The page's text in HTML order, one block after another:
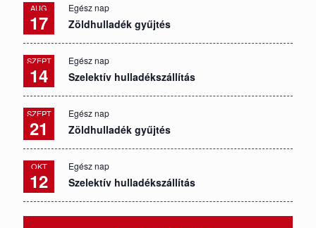
AUG
17
Egész nap
Zöldhulladék gyűjtés
SZEPT
14
Egész nap
Szelektív hulladékszállítás
SZEPT
21
Egész nap
Zöldhulladék gyűjtés
OKT
12
Egész nap
Szelektív hulladékszállítás